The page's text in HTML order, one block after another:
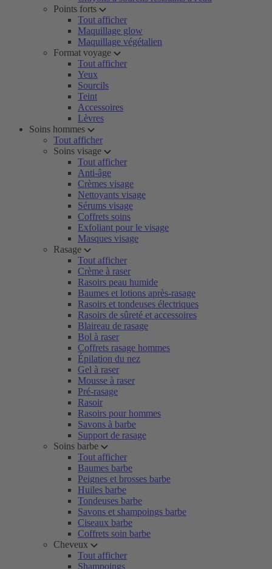
Points forts
Tout afficher
Maquillage glow
Maquillage végétalien
Format voyage
Tout afficher
Yeux
Sourcils
Teint
Accessoires
Lèvres
Soins hommes
Tout afficher
Soins visage
Tout afficher
Anti-âge
Crèmes visage
Nettoyants visage
Sérums visage
Coffrets soins
Exfoliant pour le visage
Masques visage
Rasage
Tout afficher
Crème à raser
Rasoirs peau humide
Baumes et lotions après-rasage
Rasoirs et tondeuses électriques
Rasoirs de sûreté et accessoires
Blaireau de rasage
Bol à raser
Coffrets rasage hommes
Épilation du nez
Gel à raser
Mousse à raser
Pré-rasage
Rasoir
Rasoirs pour hommes
Savons à barbe
Support de rasage
Soins barbe
Tout afficher
Baumes barbe
Peignes et brosses barbe
Huiles barbe
Tondeuses barbe
Savons et shampoings barbe
Ciseaux barbe
Coffrets soin barbe
Cheveux
Tout afficher
Shampoings